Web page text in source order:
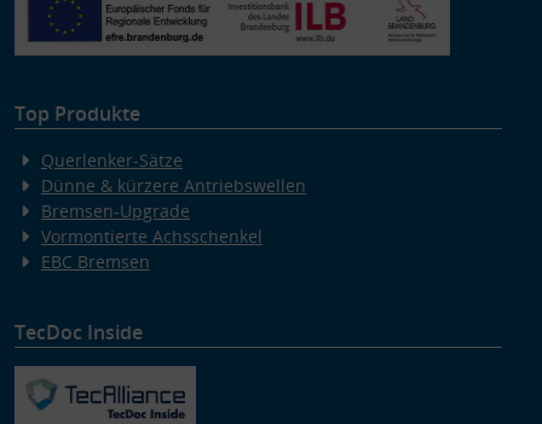
Top Produkte
Querlenker-Sätze
Dünne & kürzere Antriebswellen
Bremsen-Upgrade
Vormontierte Achsschenkel
EBC Bremsen
TecDoc Inside